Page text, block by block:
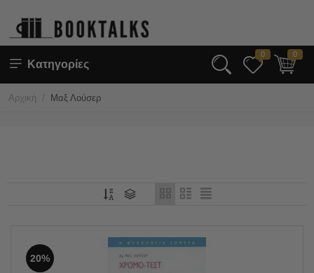
Κατηγορίες
0 0
Αρχική / Μαξ Λούσερ
20%